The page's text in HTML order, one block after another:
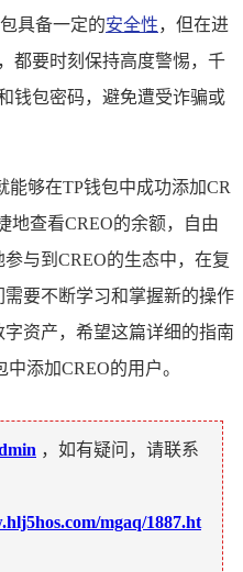
具备一定的安全性，但在进
都要时刻保持高度警惕，千
钱包密码，避免遭受诈骗或
够在TP钱包中成功添加CR
地查看CREO的余额，自由
与到CREO的生态中，在复
要不断学习和掌握新的操作
资产，希望这篇详细的指南
添加CREO的用户。
，如有疑问，请联系
mgaq/1887.ht